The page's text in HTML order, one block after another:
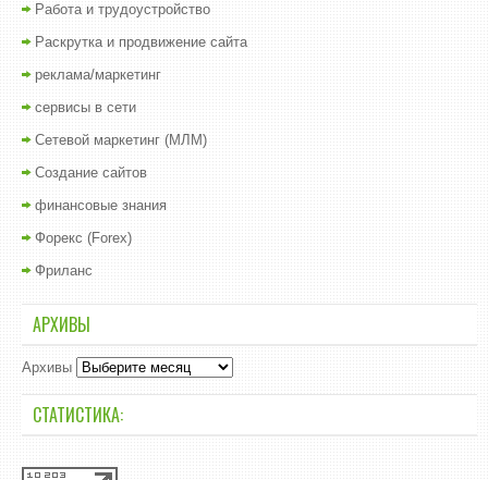
Работа и трудоустройство
Раскрутка и продвижение сайта
реклама/маркетинг
сервисы в сети
Сетевой маркетинг (МЛМ)
Создание сайтов
финансовые знания
Форекс (Forex)
Фриланс
АРХИВЫ
Архивы
СТАТИСТИКА: